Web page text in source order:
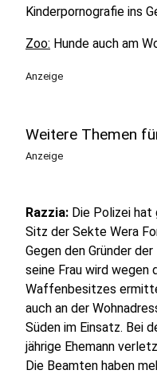
Kinderpornografie ins
Zoo: Hunde auch am
Anzeige
Weitere Themen
Anzeige
Razzia: Die Polizei hat
Sitz der Sekte Wera
Gegen den Gründer
seine Frau wird wegen
Waffenbesitzes
auch an der
Süden im Einsatz. Bei
jährige Ehemann
Die Beamten haben